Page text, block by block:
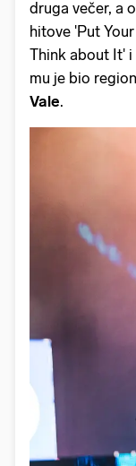
druga večer, a
hitove 'Put
Think about It' i
mu je bio
Vale.